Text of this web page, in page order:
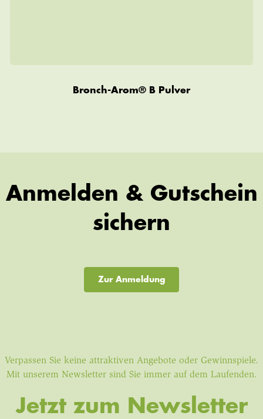
Bronch-Arom® B Pulver
Anmelden & Gutschein
sichern
Zur Anmeldung
Verpassen Sie keine attraktiven Angebote oder Gewinnspiele.
Mit unserem Newsletter sind Sie immer auf dem Laufenden.
Jetzt zum Newsletter